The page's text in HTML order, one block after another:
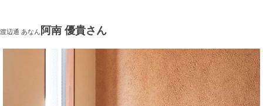
渡辺通 あなん 阿南 優貴さん